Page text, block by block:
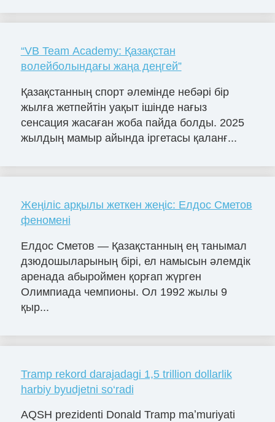
“VB Team Academy: Қазақстан
волейболындағы жаңа деңгей”
Қазақстанның спорт әлемінде небәрі бір
жылға жетпейтін уақыт ішінде нағыз
сенсация жасаған жоба пайда болды. 2025
жылдың мамыр айында іргетасы қаланғ...
Жеңіліс арқылы жеткен жеңіс: Елдос Сметов
феномені
Елдос Сметов — Қазақстанның ең танымал
дзюдошыларының бірі, ел намысын әлемдік
аренада абыроймен қорғап жүрген
Олимпиада чемпионы. Ол 1992 жылы 9
қыр...
Tramp rekord darajadagi 1,5 trillion dollarlik
harbiy byudjetni so‘radi
AQSH prezidenti Donald Tramp maʼmuriyati